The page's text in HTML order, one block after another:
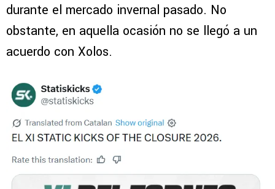
durante el mercado invernal pasado. No
obstante, en aquella ocasión no se llegó a un
acuerdo con Xolos.